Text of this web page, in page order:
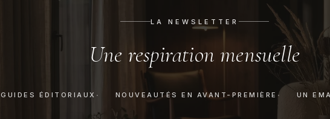
LA NEWSLETTER
Une respiration mensuelle
GUIDES ÉDITORIAUX NOUVEAUTÉS EN AVANT-PREMIÈRE UN